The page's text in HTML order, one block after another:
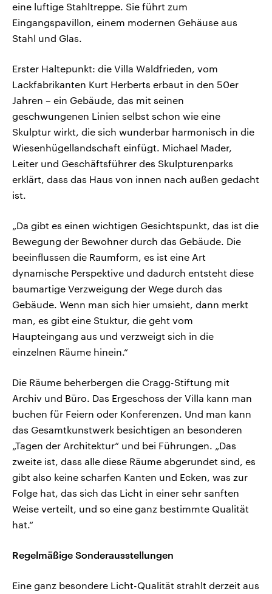
eine luftige Stahltreppe. Sie führt zum
Eingangspavillon, einem modernen Gehäuse aus
Stahl und Glas.
Erster Haltepunkt: die Villa Waldfrieden, vom
Lackfabrikanten Kurt Herberts erbaut in den 50er
Jahren – ein Gebäude, das mit seinen
geschwungenen Linien selbst schon wie eine
Skulptur wirkt, die sich wunderbar harmonisch in die
Wiesenhügellandschaft einfügt. Michael Mader,
Leiter und Geschäftsführer des Skulpturenparks
erklärt, dass das Haus von innen nach außen gedacht
ist.
„Da gibt es einen wichtigen Gesichtspunkt, das ist die
Bewegung der Bewohner durch das Gebäude. Die
beeinflussen die Raumform, es ist eine Art
dynamische Perspektive und dadurch entsteht diese
baumartige Verzweigung der Wege durch das
Gebäude. Wenn man sich hier umsieht, dann merkt
man, es gibt eine Stuktur, die geht vom
Haupteingang aus und verzweigt sich in die
einzelnen Räume hinein.“
Die Räume beherbergen die Cragg-Stiftung mit
Archiv und Büro. Das Ergeschoss der Villa kann man
buchen für Feiern oder Konferenzen. Und man kann
das Gesamtkunstwerk besichtigen an besonderen
„Tagen der Architektur“ und bei Führungen. „Das
zweite ist, dass alle diese Räume abgerundet sind, es
gibt also keine scharfen Kanten und Ecken, was zur
Folge hat, das sich das Licht in einer sehr sanften
Weise verteilt, und so eine ganz bestimmte Qualität
hat.“
Regelmäßige Sonderausstellungen
Eine ganz besondere Licht-Qualität strahlt derzeit aus